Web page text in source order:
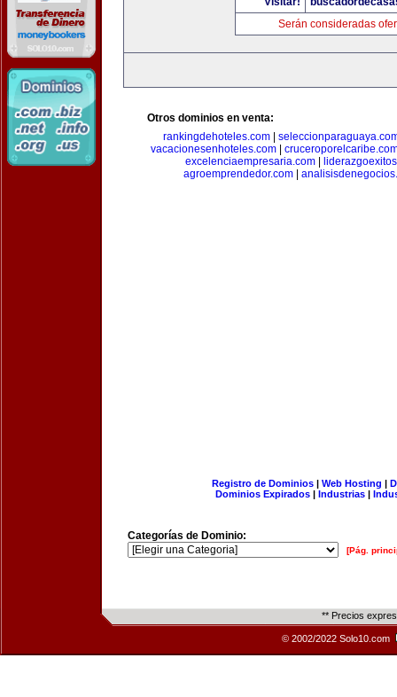
Serán consideradas
Otros dominios en venta:
rankingdehoteles.com|
vacacionesenhoteles.com
excelenciaempresaria.com
agroemprendedor.com
Registro de Dominios| Web Hosting |
Dominios Expirados | Industrias |
Categorías de Dominio:
[Pág.
** Precios
© 2002/2022 Solo10.com